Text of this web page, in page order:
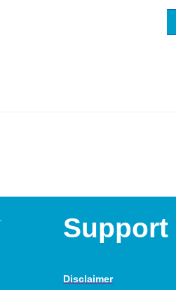
Support
Disclaimer